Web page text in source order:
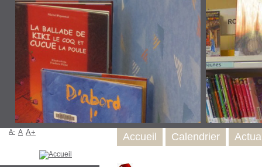
Accueil Calendrier
A- A A+